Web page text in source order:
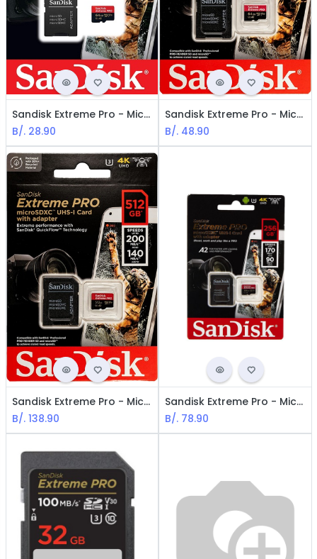
Sandisk Extreme Pro - MicroSDXC Memoria de 64GB / UHS-I U3 / Class10 / Con adaptador
B/. 28.90
Sandisk Extreme Pro - MicroSDXC Memoria de 128GB / UHS-I U3 / Class10 / Con adaptador
B/. 48.90
Sandisk Extreme Pro - MicroSDXC Memoria de 512GB / UHS-I U3 / Class10 / Con adaptador
B/. 138.90
Sandisk Extreme Pro - MicroSDXC Memoria de 256GB / UHS-I U3 / Class10 / Con adaptador
B/. 78.90